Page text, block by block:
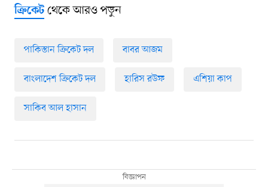
ক্রিকেটথেকে আরও পড়ুন
পাকিস্তান ক্রিকেট দল বাবর আজম
বাংলাদেশ ক্রিকেট দল হারিস রউফ এশিয়া কাপ
সাকিব আল হাসান